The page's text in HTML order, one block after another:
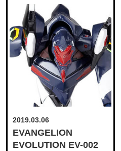
2019.03.06
EVANGELION
EVOLUTION EV-002